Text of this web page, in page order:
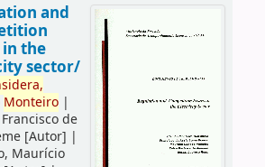
and
in the
sector/
Monteiro|
de
[Autor] |
Maurício